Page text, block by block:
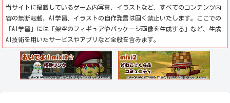
当サイトに掲載しているゲーム内写真、イラストなど、すべてのコンテンツ内
容の無断転載、AI学習、イラストの自作発言は固く禁止いたします。ここでの
「AI学習」には「架空のフィギュアやパッケージ画像を生成する」など、生成
AI技術を用いたサービスやアプリなど全般を含みます。